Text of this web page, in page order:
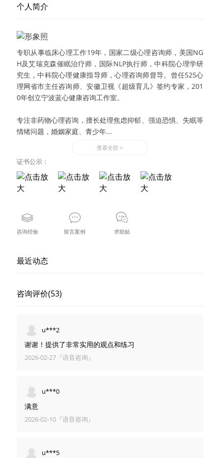
个人简介
专职从事临床心理工作19年，国家二级心理咨询师，美国NG
H及艾瑞克森催眠治疗师，国际NLP执行师，中科院心理学研
究生，中科院心理健康指导师，心理咨询师督导。曾任525心
理网省市主任咨询师、安徽卫视《超级育儿》签约专家，201
0年创立宁波蓝心健康咨询工作室。
专注非药物心理咨询，擅长处理焦虑抑郁、强迫恐惧、失眠等
情绪问题，婚姻家庭、青少年...
查看全部 >
证书公示：
咨询经验 留言案例 求助贴
最近动态
咨询评价(53)
u***2
谢谢！提供了非常实用的观点和练习
2026-02-27『语音咨询』
u***0
满意
2026-02-10『语音咨询』
u***5